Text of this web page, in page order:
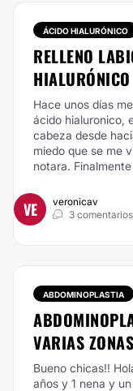
ÁCIDO HIALURÓNICO
RELLENO
HIALURÓNICO
Hace unos días
ácido hialuronico,
cabeza desde
miedo que se me
notara.
VE
veronicav
3 comentarios
ABDOMINOPLASTIA
VARIAS ZONAS
Bueno chicas!!
años y 1 nena y